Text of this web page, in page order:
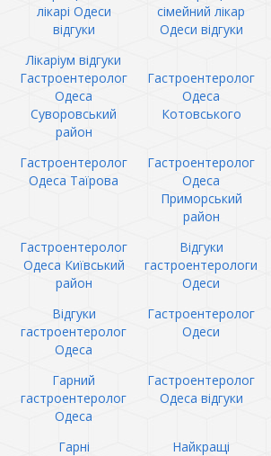
лікарі Одеси
відгуки
сімейний лікар
Одеси відгуки
Лікаріум відгуки
Гастроентеролог
Одеса
Суворовський
район
Гастроентеролог
Одеса
Котовського
Гастроентеролог
Одеса Таїрова
Гастроентеролог
Одеса
Приморський
район
Гастроентеролог
Одеса Київський
район
Відгуки
гастроентерологи
Одеси
Відгуки
гастроентеролог
Одеса
Гастроентеролог
Одеси
Гарний
гастроентеролог
Одеса
Гастроентеролог
Одеса відгуки
Гарні
Найкращі